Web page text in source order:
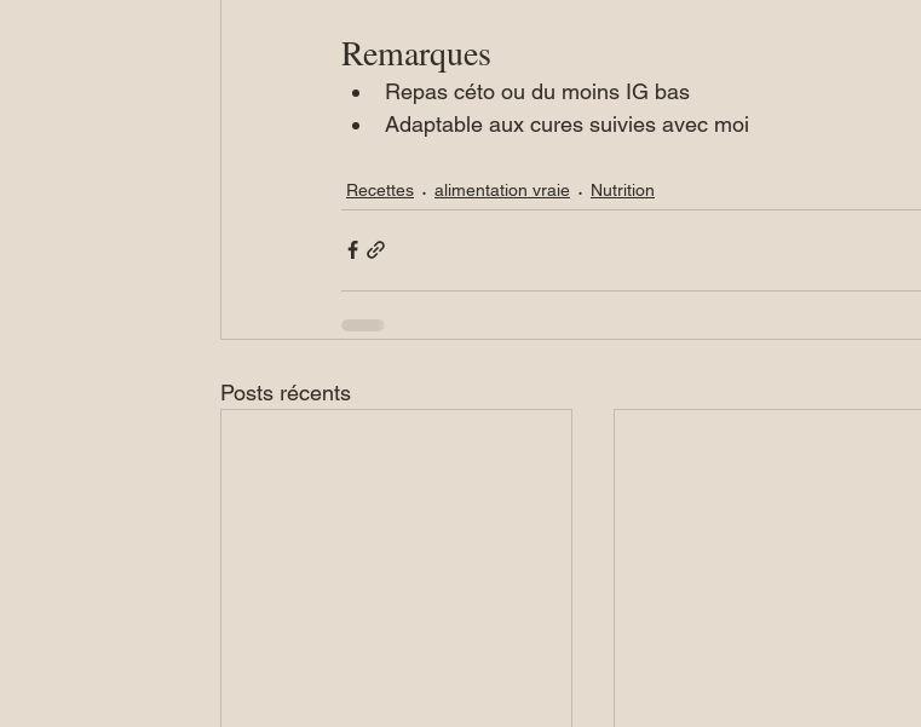
Remarques
Repas céto ou du moins IG bas
Adaptable aux cures suivies avec moi
Recettes alimentation vraie Nutrition
Posts récents